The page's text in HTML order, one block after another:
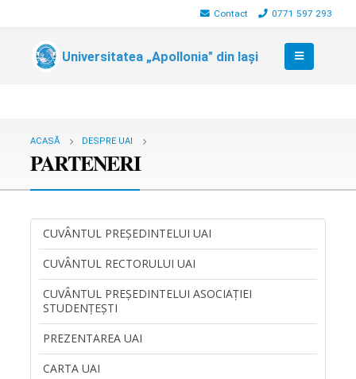
Contact 0771 597 293
Universitatea „Apollonia" din Iași
ACASĂ DESPRE UAI
PARTENERI
CUVÂNTUL PREŞEDINTELUI UAI
CUVÂNTUL RECTORULUI UAI
CUVÂNTUL PREŞEDINTELUI ASOCIAŢIEI
STUDENŢEŞTI
PREZENTAREA UAI
CARTA UAI